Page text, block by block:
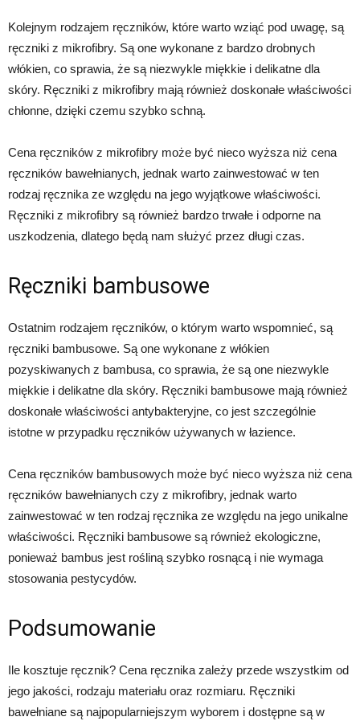
Kolejnym rodzajem ręczników, które warto wziąć pod uwagę, są
ręczniki z mikrofibry. Są one wykonane z bardzo drobnych
włókien, co sprawia, że są niezwykle miękkie i delikatne dla
skóry. Ręczniki z mikrofibry mają również doskonałe właściwości
chłonne, dzięki czemu szybko schną.
Cena ręczników z mikrofibry może być nieco wyższa niż cena
ręczników bawełnianych, jednak warto zainwestować w ten
rodzaj ręcznika ze względu na jego wyjątkowe właściwości.
Ręczniki z mikrofibry są również bardzo trwałe i odporne na
uszkodzenia, dlatego będą nam służyć przez długi czas.
Ręczniki bambusowe
Ostatnim rodzajem ręczników, o którym warto wspomnieć, są
ręczniki bambusowe. Są one wykonane z włókien
pozyskiwanych z bambusa, co sprawia, że są one niezwykle
miękkie i delikatne dla skóry. Ręczniki bambusowe mają również
doskonałe właściwości antybakteryjne, co jest szczególnie
istotne w przypadku ręczników używanych w łazience.
Cena ręczników bambusowych może być nieco wyższa niż cena
ręczników bawełnianych czy z mikrofibry, jednak warto
zainwestować w ten rodzaj ręcznika ze względu na jego unikalne
właściwości. Ręczniki bambusowe są również ekologiczne,
ponieważ bambus jest rośliną szybko rosnącą i nie wymaga
stosowania pestycydów.
Podsumowanie
Ile kosztuje ręcznik? Cena ręcznika zależy przede wszystkim od
jego jakości, rodzaju materiału oraz rozmiaru. Ręczniki
bawełniane są najpopularniejszym wyborem i dostępne są w